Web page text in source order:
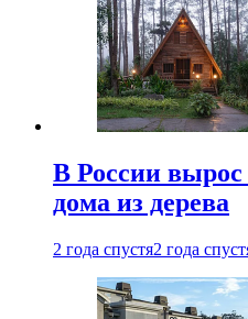
В России вырос
дома из дерева
2 года спустя2 года